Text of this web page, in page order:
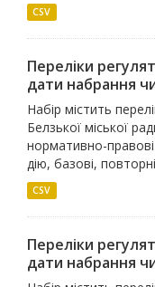
CSV
Переліки
дати набрання
Набір містить
Белзької міської
нормативно-
дію, базові,
CSV
Переліки
дати набрання